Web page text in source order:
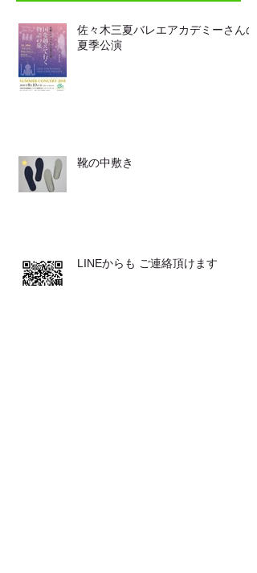
佐々木三夏バレエアカデミーさんの
夏季公演
靴の中敷き
LINEからも ご連絡頂けます